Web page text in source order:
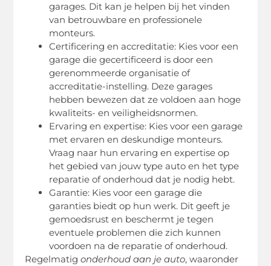
garages. Dit kan je helpen bij het vinden
van betrouwbare en professionele
monteurs.
Certificering en accreditatie: Kies voor een
garage die gecertificeerd is door een
gerenommeerde organisatie of
accreditatie-instelling. Deze garages
hebben bewezen dat ze voldoen aan hoge
kwaliteits- en veiligheidsnormen.
Ervaring en expertise: Kies voor een garage
met ervaren en deskundige monteurs.
Vraag naar hun ervaring en expertise op
het gebied van jouw type auto en het type
reparatie of onderhoud dat je nodig hebt.
Garantie: Kies voor een garage die
garanties biedt op hun werk. Dit geeft je
gemoedsrust en beschermt je tegen
eventuele problemen die zich kunnen
voordoen na de reparatie of onderhoud.
Regelmatigonderhoud aan je auto, waaronder